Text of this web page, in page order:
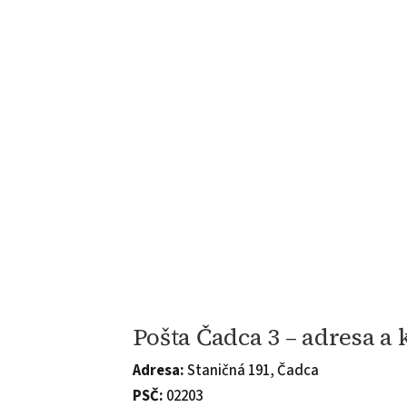
Pošta Čadca 3 – adresa
Adresa:Staničná 191, Čadca
PSČ: 02203